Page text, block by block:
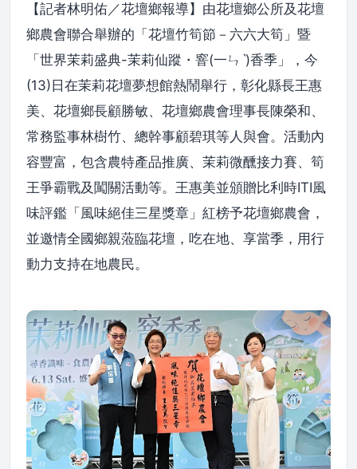
【記者林明佑／花壇鄉報導】由花壇鄉公所及花壇
鄉農會聯合舉辦的「花壇竹筍節－六六大筍」暨
「世界茉莉盛典-茉莉仙蹤・窨(一ㄣˋ)香季」，今
(13)日在茉莉花壇夢想館熱鬧舉行，彰化縣長王惠
美、花壇鄉長顧勝敏、花壇鄉農會理事長陳榮和、
常務監事林樹竹、總幹事顧碧琪等人與會。活動內
容豐富，包含農特產品推廣、茉莉微醺接力賽、筍
王爭霸戰及闖關活動等。王惠美並頒贈比利時ITI風
味評鑑「風味絕佳三星獎章」紅榜予花壇鄉農會，
並邀情全國鄉親蒞臨花壇，吃在地、享當季，用行
動力支持在地農民。